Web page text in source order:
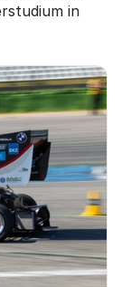
in